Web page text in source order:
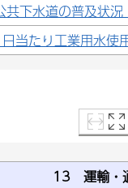
共下水道の普及状況
当たり工業用水
13 運輸・